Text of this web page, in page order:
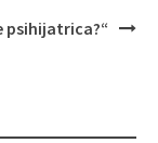
psihijatrica?“